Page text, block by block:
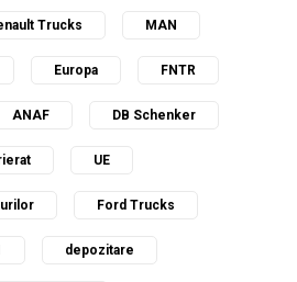
Trucks MAN
Europa FNTR
ANAF DB Schenker
UE
Ford Trucks
depozitare